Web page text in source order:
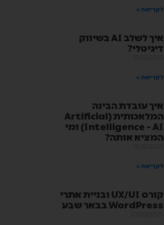
לקריאה »
איך לשלב AI בשיווק
דיגיטלי?
לקריאה »
איך עובדת הבינה
המלאכותית (Artificial
Intelligence – AI) ומי
המציא אותה?
לקריאה »
קורס UX/UI ובניית אתרי
WordPress בבאר שבע